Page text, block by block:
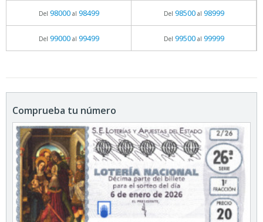
Del 98000al 98499 Del 98500al 98999
Del 99000al 99499 Del 99500al 99999
Comprueba tu número